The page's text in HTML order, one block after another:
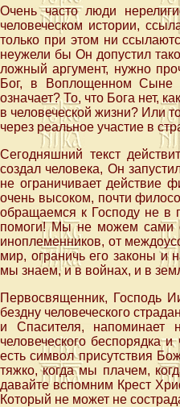
Очень часто люди
человеческом истории,
только при этом ни
неужели бы Он допустил
ложный аргумент, нужно
Бог, в Воплощенном Сыне
означает? То, что Бога нет,
в человеческой жизни? Или
через реальное участие в
Сегодняшний текст
создал человека, Он
не ограничивает действие
очень высоком, почти
обращаемся к Господу не в
помоги! Мы не можем сами
иноплеменников, от
мир, ограничь его законы и
мы знаем, и в войнах, и в
Первосвященник, Господь
бездну человеческого
и Спасителя, напоминает
человеческого беспорядка
есть символ присутствия
тяжко, когда мы плачем,
давайте вспомним Крест
Который не может не